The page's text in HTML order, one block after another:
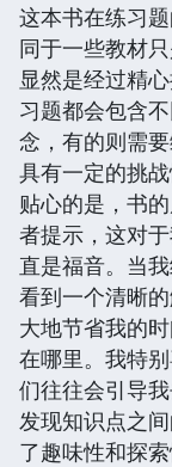
这本书在练习
同于一些教材
显然是经过精
习题都会包含
念，有的则需
具有一定的挑
贴心的是，书
者提示，这对
直是福音。当
看到一个清晰
大地节省我的
在哪里。我特别
们往往会引导
发现知识点之
了趣味性和探